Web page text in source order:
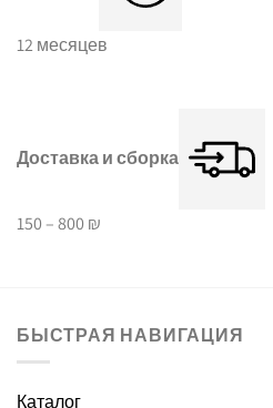
12 месяцев
Доставка и сборка
150 – 800 ₪
БЫСТРАЯ НАВИГАЦИЯ
Каталог